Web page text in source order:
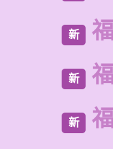
新
新
新